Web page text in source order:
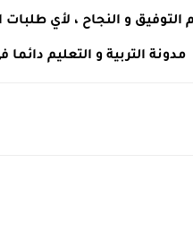
التوفيق و النجاح ، لأي
مدونة التربية و التعليم